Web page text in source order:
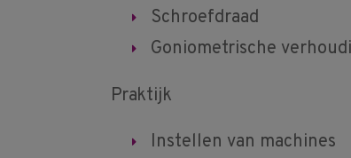
Schroefdraad
Goniometrische
Praktijk
Instellen van machines